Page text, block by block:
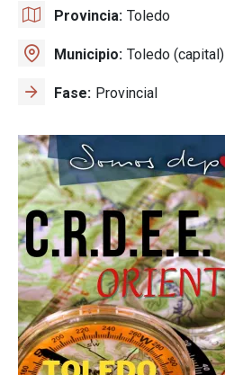
Provincia Toledo
Municipio Toledo (capital)
Fase Provincial